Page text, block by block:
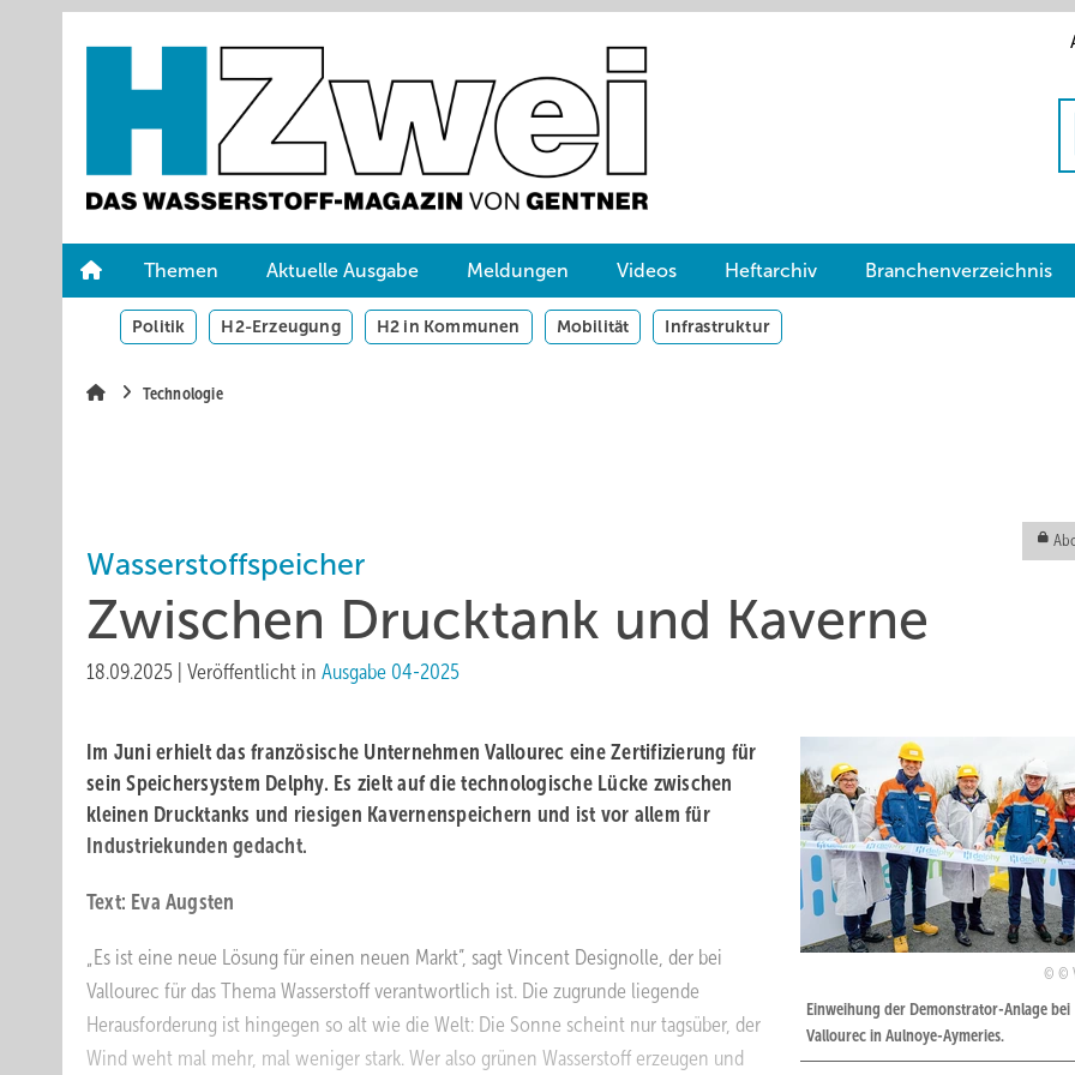
Themen Aktuelle Ausgabe Meldungen Videos Heftarchiv Branchenverzeichnis
Politik H2-Erzeugung H2 in Kommunen Mobilität Infrastruktur
Technologie
Wasserstoffspeicher
Zwischen Drucktank und Kaverne
18.09.2025 Veröffentlicht in Ausgabe 04-2025
©
Einweihung der Demonstrator-Anlage bei
Vallourec in Aulnoye-Aymeries.
Im Juni erhielt das französische Unternehmen Vallourec eine ­Zertifizierung für
sein Speichersystem Delphy. Es zielt auf die technologische Lücke zwischen
kleinen Drucktanks und riesigen Kavernenspeichern und ist vor allem für
Industriekunden gedacht.
Text: Eva Augsten
„Es ist eine neue Lösung für einen neuen Markt”, sagt Vincent Designolle, der bei
Vallourec für das Thema Wasserstoff verantwortlich ist. Die zugrunde liegende
Herausforderung ist hingegen so alt wie die Welt: Die Sonne scheint nur tagsüber, der
Wind weht mal mehr, mal weniger stark. Wer also grünen Wasserstoff erzeugen und